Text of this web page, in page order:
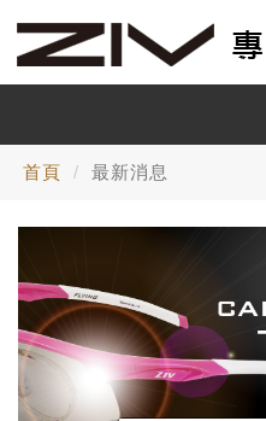
首頁 最新消息